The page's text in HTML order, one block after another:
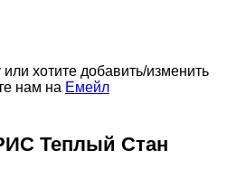
хотите добавить/изменить
нам на Емейл
Теплый Стан